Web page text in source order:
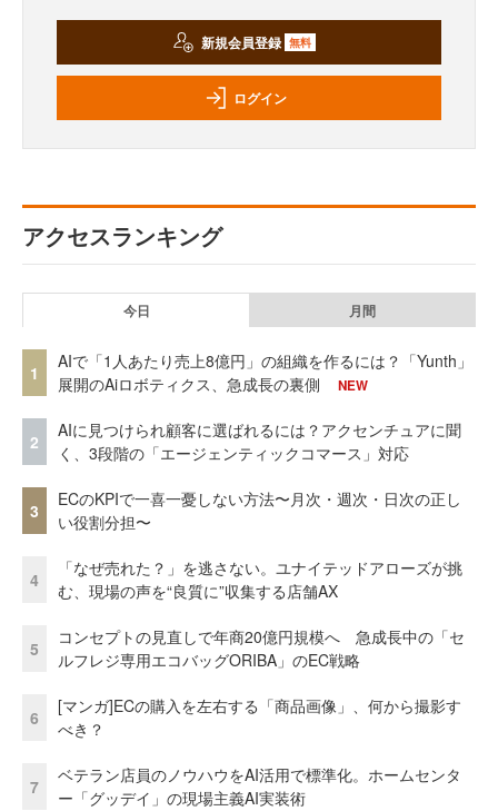
新規会員登録 無料
ログイン
アクセスランキング
今日 月間
1
AIで「1人あたり売上8億円」の組織を作るには？「Yunth」
展開のAiロボティクス、急成長の裏側
NEW
2
AIに見つけられ顧客に選ばれるには？アクセンチュアに聞
く、3段階の「エージェンティックコマース」対応
3
ECのKPIで一喜一憂しない方法〜月次・週次・日次の正し
い役割分担〜
4
「なぜ売れた？」を逃さない。ユナイテッドアローズが挑
む、現場の声を“良質に”収集する店舗AX
5
コンセプトの見直しで年商20億円規模へ 急成長中の「セ
ルフレジ専用エコバッグORIBA」のEC戦略
6
[マンガ]ECの購入を左右する「商品画像」、何から撮影す
べき？
7
ベテラン店員のノウハウをAI活用で標準化。ホームセンタ
ー「グッデイ」の現場主義AI実装術